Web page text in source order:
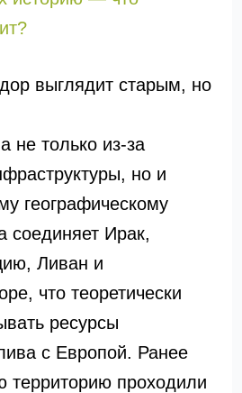
выглядит старым, но
не только из-за
но и
географическому
Ирак,
Ливан и
что теоретически
ресурсы
с Европой. Ранее
территорию проходили